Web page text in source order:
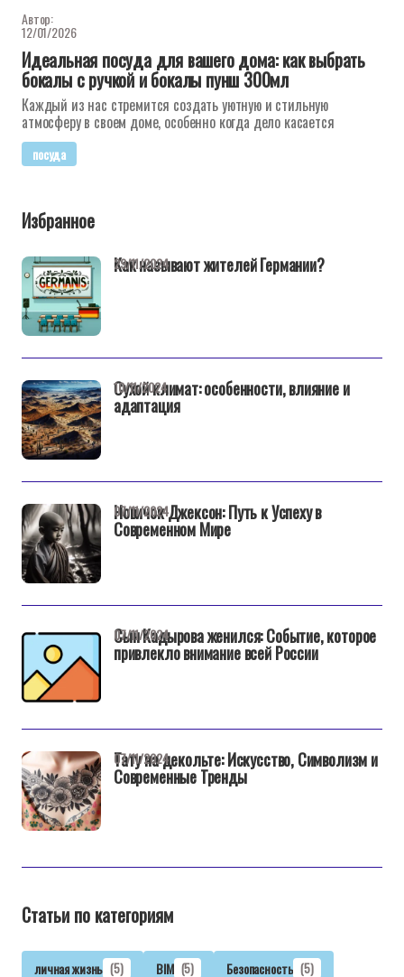
Автор:
12/01/2026
Идеальная посуда для вашего дома: как выбрать
бокалы с ручкой и бокалы пунш 300мл
Каждый из нас стремится создать уютную и стильную
атмосферу в своем доме, особенно когда дело касается
посуда
Избранное
Как называют жителей Германии?
29/11/2024
Сухой климат: особенности, влияние и
адаптация
10/11/2024
Новичок Джексон: Путь к Успеху в
Современном Мире
07/11/2024
Сын Кадырова женился: Событие, которое
привлекло внимание всей России
07/11/2024
Тату на декольте: Искусство, Символизм и
Современные Тренды
07/11/2024
Статьи по категориям
личная жизнь (5) BIM (5) Безопасность (5)